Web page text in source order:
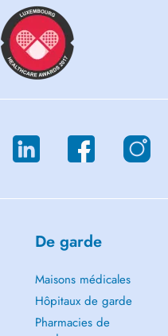
De garde
Maisons médicales
Hôpitaux de garde
Pharmacies de